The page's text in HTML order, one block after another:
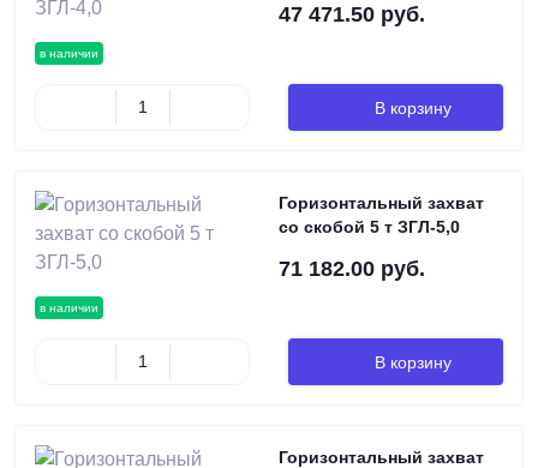
в наличии
47 471.50 руб.
В корзину
в наличии
Горизонтальный захват
со скобой 5 т ЗГЛ-5,0
71 182.00 руб.
В корзину
Горизонтальный захват